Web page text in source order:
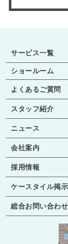
サービス一覧
ショールーム
よくあるご質問
スタッフ紹介
ニュース
会社案内
採用情報
ケースタイル掲
総合お問い合わせ